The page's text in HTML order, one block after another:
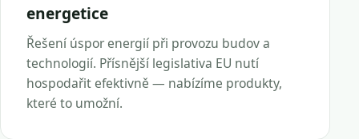
energetice
Řešení úspor energií při provozu budov a
technologií. Přísnější legislativa EU nutí
hospodařit efektivně — nabízíme produkty,
které to umožní.